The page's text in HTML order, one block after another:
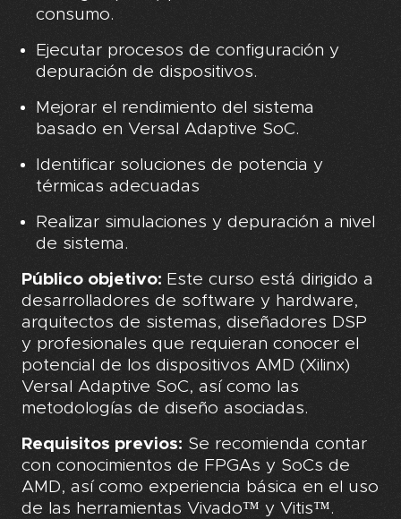
consumo.
Ejecutar procesos de configuración y
depuración de dispositivos.
Mejorar el rendimiento del sistema
basado en Versal Adaptive SoC.
Identificar soluciones de potencia y
térmicas adecuadas
Realizar simulaciones y depuración a nivel
de sistema.
Público objetivo: Este curso está dirigido a
desarrolladores de software y hardware,
arquitectos de sistemas, diseñadores DSP
y profesionales que requieran conocer el
potencial de los dispositivos AMD (Xilinx)
Versal Adaptive SoC, así como las
metodologías de diseño asociadas.
Requisitos previos: Se recomienda contar
con conocimientos de FPGAs y SoCs de
AMD, así como experiencia básica en el uso
de las herramientas Vivado™ y Vitis™.